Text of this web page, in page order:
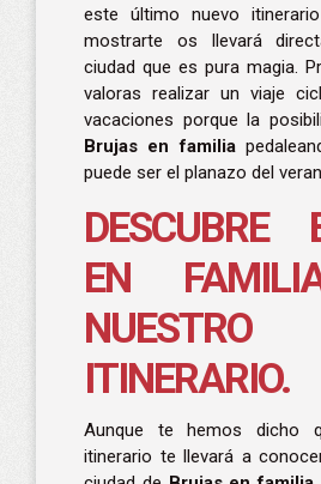
este último nuevo
mostrarte os llevará
ciudad que es pura magia.
valoras realizar un viaje
vacaciones porque la
Brujas en familia
puede ser el planazo del
DESCUBRE
EN
NUESTRO
ITINERARIO.
Aunque te hemos dicho
itinerario te llevará a